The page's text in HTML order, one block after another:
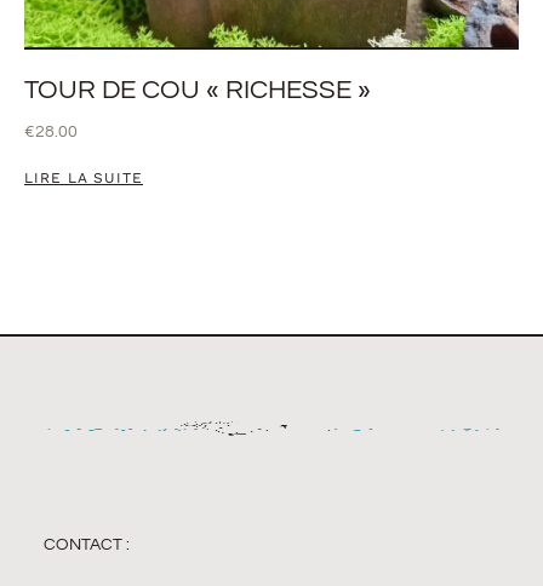
TOUR DE COU « RICHESSE »
€28.00
LIRE LA SUITE
CONTACT :